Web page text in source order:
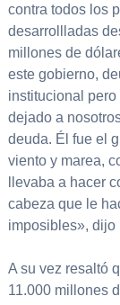
contra todos los
desarrollladas
millones de
este gobierno,
institucional
dejado a
deuda. Él fue el
viento y marea,
llevaba a hacer
cabeza que le
imposibles», dijo
A su vez resaltó
11.000 millones